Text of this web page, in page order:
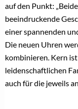
auf den Punkt:
beeindruckende
einer spannenden
Die neuen Uhren
kombinieren. Kern
leidenschaftlichen
auch für die jeweils